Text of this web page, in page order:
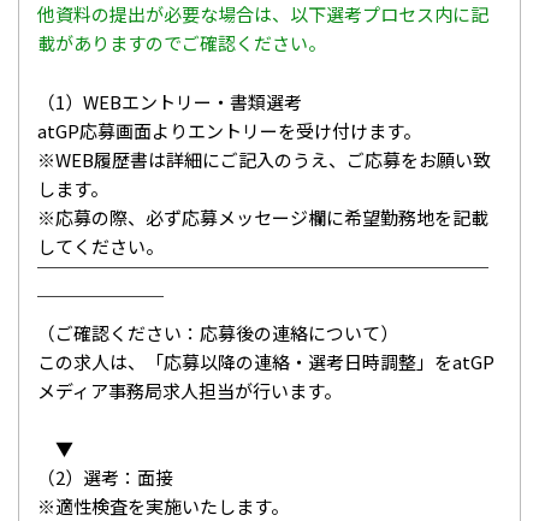
他資料の提出が必要な場合は、以下選考プロセス内に記
載がありますのでご確認ください。
（1）WEBエントリー・書類選考
atGP応募画面よりエントリーを受け付けます。
※WEB履歴書は詳細にご記入のうえ、ご応募をお願い致
します。
※応募の際、必ず応募メッセージ欄に希望勤務地を記載
してください。
￣￣￣￣￣￣￣￣￣￣￣￣￣￣￣￣￣￣￣￣￣￣￣￣￣
￣￣￣￣￣￣￣
（ご確認ください：応募後の連絡について）
この求人は、「応募以降の連絡・選考日時調整」をatGP
メディア事務局求人担当が行います。
▼
（2）選考：面接
※適性検査を実施いたします。